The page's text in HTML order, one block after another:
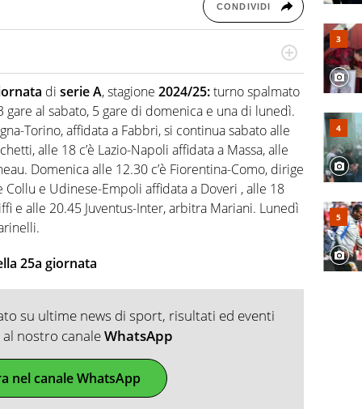
CONDIVIDI
manifestazioni sportive e collaborato con
conoscenza e memoria storica. Si occupa
di serie A, stagione 2024/25:turno spalmato
gare al sabato, 5 gare di domenica e una di lunedì.
Torino, affidata a Fabbri, si continua sabato alle
alle 18 c’è Lazio-Napoli affidata a Massa, alle
Domenica alle 12.30 c’è Fiorentina-Como, dirige
e Udinese-Empoli affidata a Doveri , alle 18
e alle 20.45 Juventus-Inter, arbitra Mariani. Lunedì
25a giornata
su ultime news di sport, risultati ed eventi
al nostro canaleWhatsApp
nel canale WhatsApp